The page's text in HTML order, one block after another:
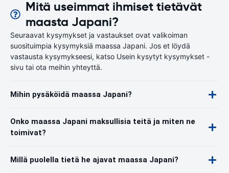
Mitä useimmat ihmiset tietävät
maasta Japani?
Seuraavat kysymykset ja vastaukset ovat valikoiman
suosituimpia kysymyksiä maassa Japani. Jos et löydä
vastausta kysymykseesi, katso Usein kysytyt kysymykset -
sivu tai ota meihin yhteyttä.
Mihin pysäköidä maassa Japani?
Onko maassa Japani maksullisia teitä ja miten ne
toimivat?
Millä puolella tietä he ajavat maassa Japani?